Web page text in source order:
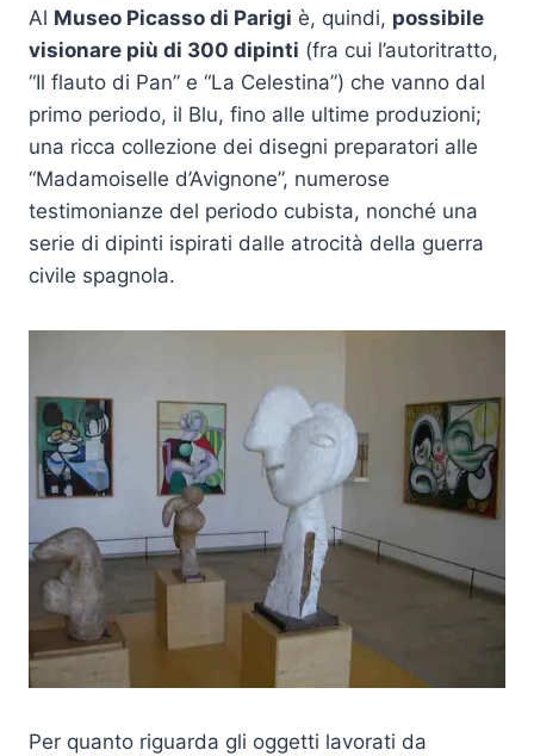
Al Museo Picasso di Parigi è, quindi, possibile
visionare più di 300 dipinti (fra cui l’autoritratto,
“Il flauto di Pan” e “La Celestina”) che vanno dal
primo periodo, il Blu, fino alle ultime produzioni;
una ricca collezione dei disegni preparatori alle
“Madamoiselle d’Avignone”, numerose
testimonianze del periodo cubista, nonché una
serie di dipinti ispirati dalle atrocità della guerra
civile spagnola.
Per quanto riguarda gli oggetti lavorati da